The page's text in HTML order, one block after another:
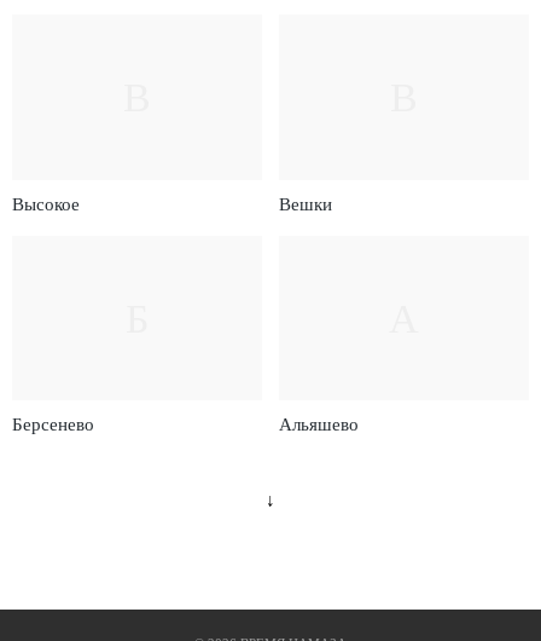
Высокое Вешки
Берсенево Альяшево
↓